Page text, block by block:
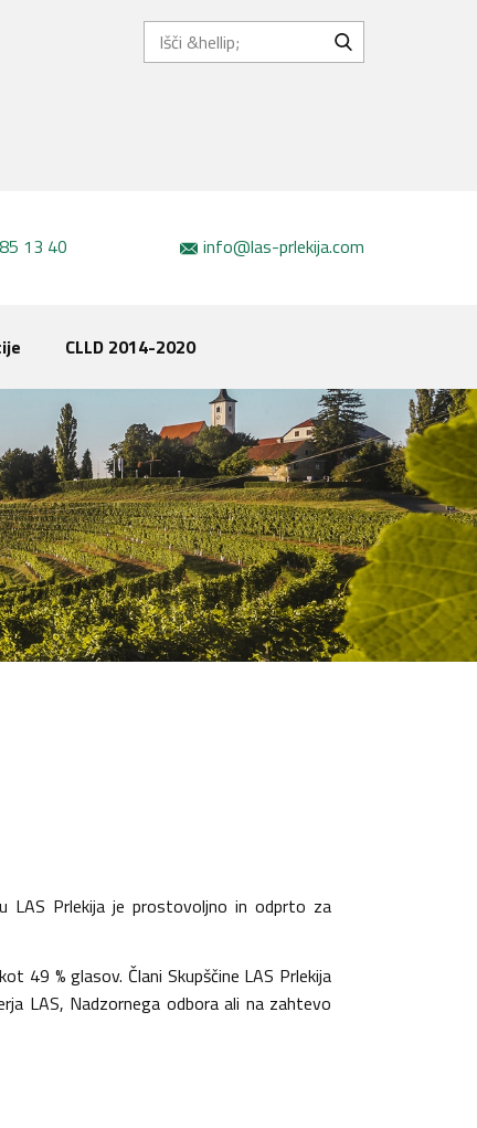
info@las-prlekija.com
13 40
CLLD 2014-2020
LAS Prlekija je prostovoljno in odprto za
49 % glasov. Člani Skupščine LAS Prlekija
LAS, Nadzornega odbora ali na zahtevo